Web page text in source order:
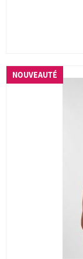
NOUVEAUTÉ